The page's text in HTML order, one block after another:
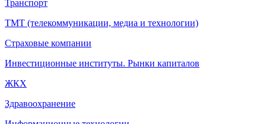
Транспорт
ТМТ (телекоммуникации, медиа и технологии)
Страховые компании
Инвестиционные институты. Рынки капиталов
ЖКХ
Здравоохранение